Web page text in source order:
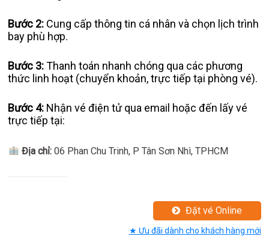
Bước 2: Cung cấp thông tin cá nhân và chọn lịch trình
bay phù hợp.
Bước 3:Thanh toán nhanh chóng qua các phương
thức linh hoạt (chuyển khoản, trực tiếp tại phòng vé).
Bước 4: Nhận vé điện tử qua email hoặc đến lấy vé
trực tiếp tại:
Địa chỉ:06 Phan Chu Trinh, P Tân Sơn Nhì, TPHCM
Đặt vé Online
★ Ưu đãi dành cho khách hàng mới